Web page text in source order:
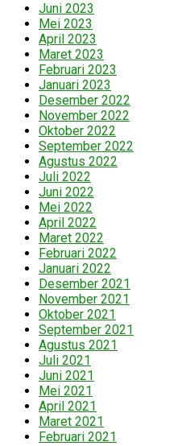
Juni 2023
Mei 2023
April 2023
Maret 2023
Februari 2023
Januari 2023
Desember 2022
November 2022
Oktober 2022
September 2022
Agustus 2022
Juli 2022
Juni 2022
Mei 2022
April 2022
Maret 2022
Februari 2022
Januari 2022
Desember 2021
November 2021
Oktober 2021
September 2021
Agustus 2021
Juli 2021
Juni 2021
Mei 2021
April 2021
Maret 2021
Februari 2021